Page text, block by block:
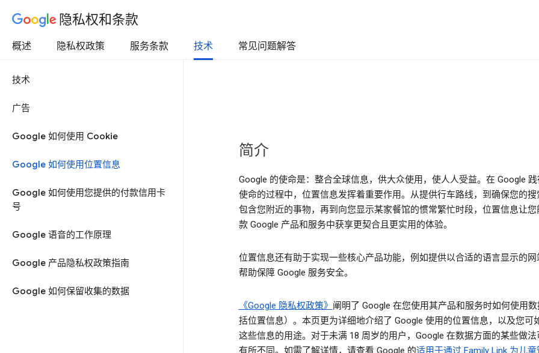
隐私权和条款
概述 隐私权政策 服务条款 技术 常见问题解答
技术
广告
Google 如何使用 Cookie
Google 如何使用位置信息
Google 如何使用您提供的付款信用卡
号
Google 语音的工作原理
Google 产品隐私权政策指南
Google 如何保留收集的数据
简介
Google 的使命是：整合全球信息，供大众使用，使人人受益。在 Google
使命的过程中，位置信息发挥着重要作用。从提供行车路线，到确保您的搜
包含您附近的事物，再到向您显示某家餐馆的惯常繁忙时段，位置信息让您
款 Google 产品和服务中获享更契合且更实用的体验。
位置信息还有助于实现一些核心产品功能，例如提供以合适的语言显示的网
帮助保障 Google 服务安全。
《Google 隐私权政策》 阐明了 Google 在您使用其产品和服务时如何使用
括位置信息）。本页更为详细地介绍了 Google 使用的位置信息，以及您可
这些信息的用途。对于未满 18 周岁的用户，Google 在数据方面的某些做法
有所不同。如需了解详情，请查看 Google 的适用于通过 Family Link 为儿童